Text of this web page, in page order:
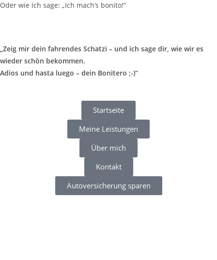
Oder wie ich sage: „Ich mach’s bonito!“
„Zeig mir dein fahrendes Schatzi – und ich sage dir, wie wir es
wieder schön bekommen.
Adios und hasta luego – dein Bonitero ;-)“
Startseite
Meine Leistungen
Über mich
Kontakt
Autoversicherung sparen